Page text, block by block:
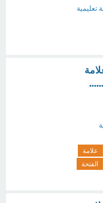
تعليمية
علامة
الفتحة